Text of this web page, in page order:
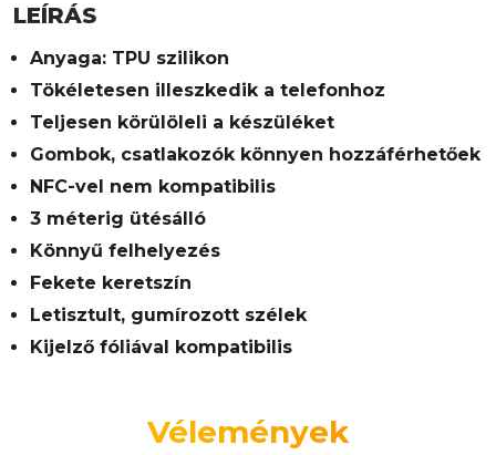
LEÍRÁS
Anyaga: TPU szilikon
Tökéletesen illeszkedik a telefonhoz
Teljesen körülöleli a készüléket
Gombok, csatlakozók könnyen hozzáférhetőek
NFC-vel nem kompatibilis
3 méterig ütésálló
Könnyű felhelyezés
Fekete keretszín
Letisztult, gumírozott szélek
Kijelző fóliával kompatibilis
Vélemények